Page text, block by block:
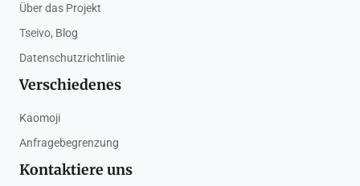
Über das Projekt
Tseivo, Blog
Datenschutzrichtlinie
Verschiedenes
Kaomoji
Anfragebegrenzung
Kontaktiere uns